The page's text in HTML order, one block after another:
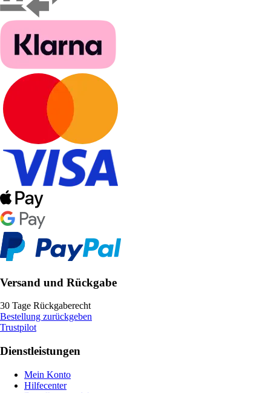
Versand und Rückgabe
30 Tage Rückgaberecht
Bestellung zurückgeben
Trustpilot
Dienstleistungen
Mein Konto
Hilfecenter